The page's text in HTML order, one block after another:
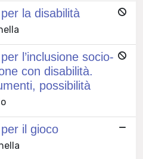
la disabilità
l’inclusione socio-
con disabilità.
possibilità
il gioco